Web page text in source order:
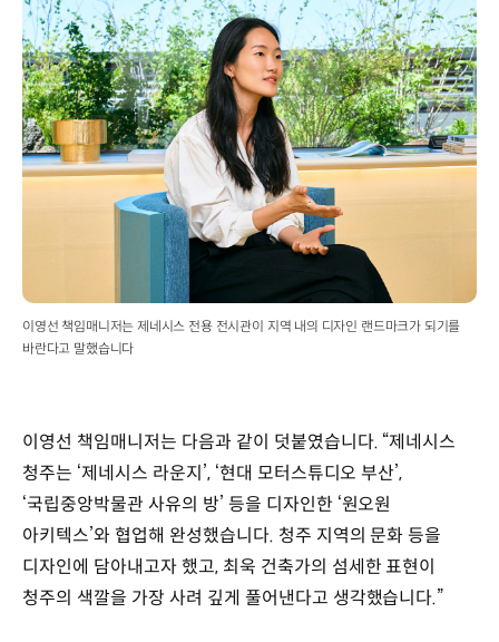
이영선 책임매니저는 제네시스 전용 전시관이 지역 내의 디자인 랜드마크가 되기를
바란다고 말했습니다
이영선 책임매니저는 다음과 같이 덧붙였습니다. “제네시스
청주는 ‘제네시스 라운지’, ‘현대 모터스튜디오 부산’,
‘국립중앙박물관 사유의 방’ 등을 디자인한 ‘원오원
아키텍스’와 협업해 완성했습니다. 청주 지역의 문화 등을
디자인에 담아내고자 했고, 최욱 건축가의 섬세한 표현이
청주의 색깔을 가장 사려 깊게 풀어낸다고 생각했습니다.”